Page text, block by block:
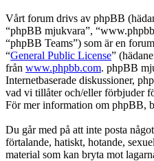
Vårt forum drivs av phpBB
“phpBB mjukvara”,
“phpBB Teams”) som är en
“General Public License”
från www.phpbb.com. phpBB
Internetbaserade diskussioner,
vad vi tillåter och/eller förbjuder
För mer information om phpBB,
Du går med på att inte posta
förtalande, hatiskt, hotande,
material som kan bryta mot